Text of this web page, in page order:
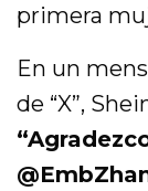
primera
En un
de “X”,